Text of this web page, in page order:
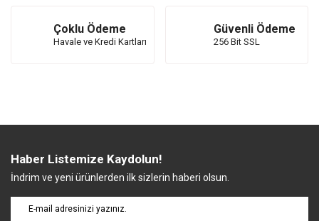
Çoklu Ödeme
Havale ve Kredi Kartları
Güvenli Ödeme
256 Bit SSL
Haber Listemize Kaydolun!
İndrim ve yeni ürünlerden ilk sizlerin haberi olsun.